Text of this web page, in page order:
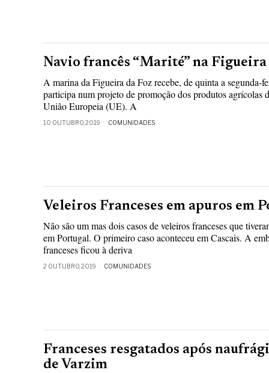
Navio francês “Marité” na Figueira
A marina da Figueira da Foz recebe, de quinta a segunda-
participa num projeto de promoção dos produtos agrícolas
União Europeia (UE). A
10 OUTUBRO, 2019 COMUNIDADES
Veleiros Franceses em apuros em
Não são um mas dois casos de veleiros franceses que
em Portugal. O primeiro caso aconteceu em Cascais. A
franceses ficou à deriva
2 OUTUBRO, 2019 COMUNIDADES
Franceses resgatados após
de Varzim